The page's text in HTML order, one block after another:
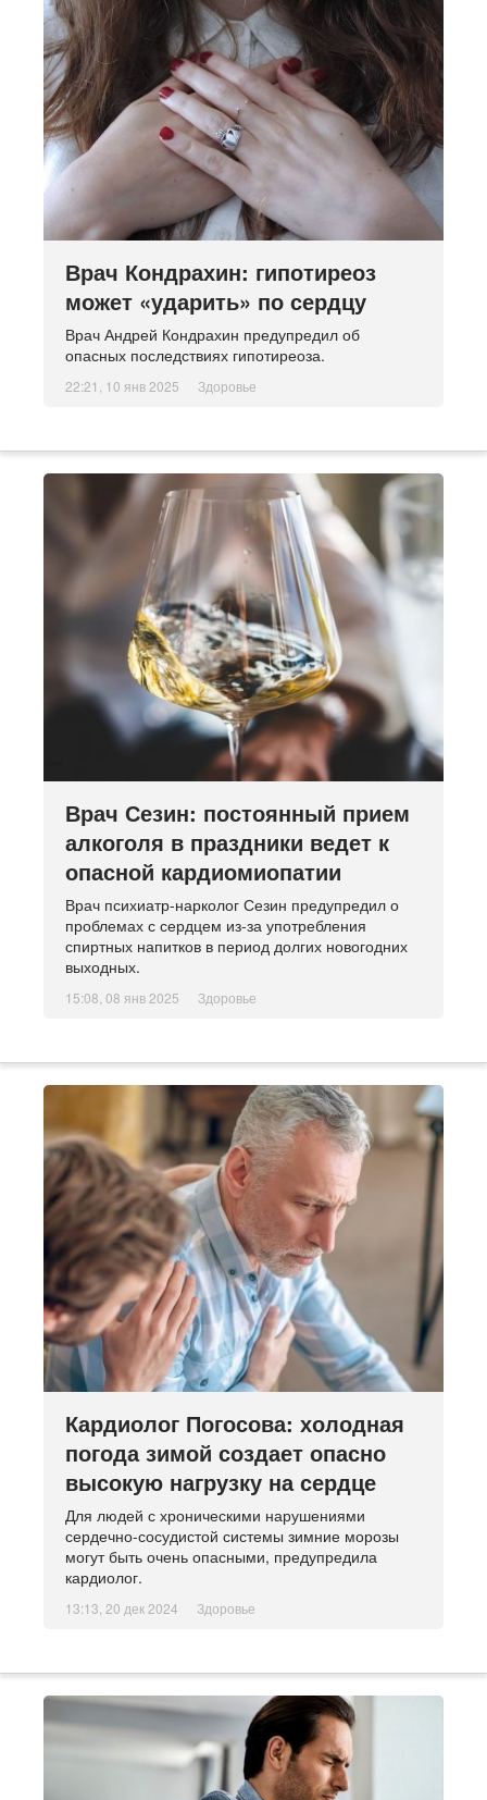
Врач Кондрахин: гипотиреоз
может «ударить» по сердцу
Врач Андрей Кондрахин предупредил об
опасных последствиях гипотиреоза.
22:21, 10 янв 2025 Здоровье
Врач Сезин: постоянный прием
алкоголя в праздники ведет к
опасной кардиомиопатии
Врач психиатр-нарколог Сезин предупредил о
проблемах с сердцем из-за употребления
спиртных напитков в период долгих новогодних
выходных.
15:08, 08 янв 2025 Здоровье
Кардиолог Погосова: холодная
погода зимой создает опасно
высокую нагрузку на сердце
Для людей с хроническими нарушениями
сердечно-сосудистой системы зимние морозы
могут быть очень опасными, предупредила
кардиолог.
13:13, 20 дек 2024 Здоровье